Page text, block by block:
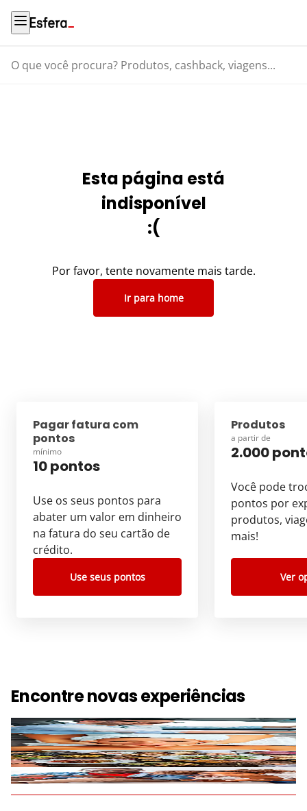
O que você procura? Produtos, cashback, viagens...
Esta página está
indisponível
:(
Por favor, tente novamente mais tarde.
Ir para home
Pagar fatura com
pontos
mínimo
10 pontos
Use os seus pontos para
abater um valor em dinheiro
na fatura do seu cartão de
crédito.
Use seus pontos
Produtos
a partir de
2.000
Você pode
pontos por
produtos,
mais!
Ver
Encontre novas experiências
Mobilidade
Gastronomia
Saúde e Bem Estar
Diversão e Lazer